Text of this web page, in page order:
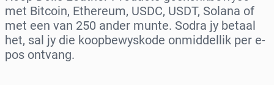
met Bitcoin, Ethereum, USDC, USDT, Solana of
met een van 250 ander munte. Sodra jy betaal
het, sal jy die koopbewyskode onmiddellik per e-
pos ontvang.